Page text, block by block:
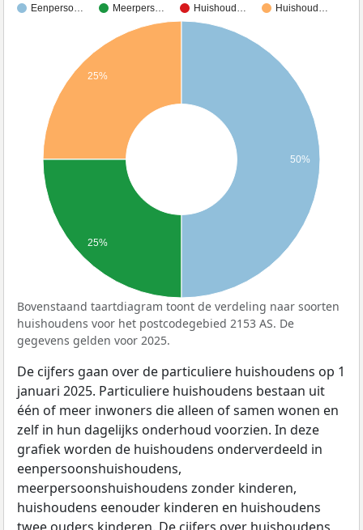
Eenperso… Meerpers… Huishoud… Huishoud…
25%
25%
50%
Bovenstaand taartdiagram toont de verdeling naar soorten
huishoudens voor het postcodegebied 2153 AS. De
gegevens gelden voor 2025.
De cijfers gaan over de particuliere huishoudens op 1
januari 2025. Particuliere huishoudens bestaan uit
één of meer inwoners die alleen of samen wonen en
zelf in hun dagelijks onderhoud voorzien. In deze
grafiek worden de huishoudens onderverdeeld in
eenpersoonshuishoudens,
meerpersoonshuishoudens zonder kinderen,
huishoudens eenouder kinderen en huishoudens